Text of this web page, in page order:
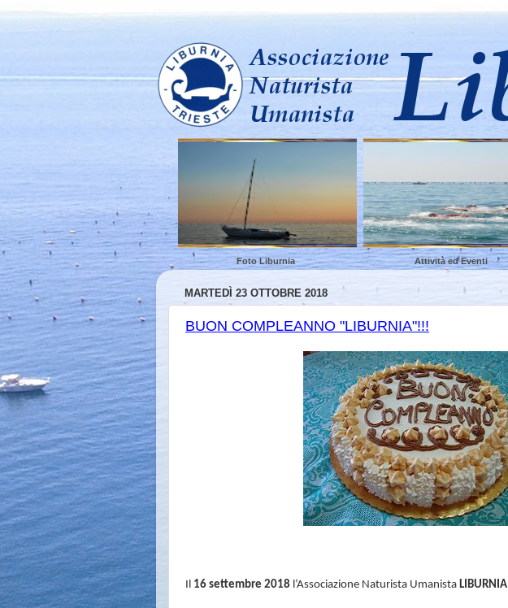
Foto Liburnia Attività ed Eventi
MARTEDÌ 23 OTTOBRE 2018
BUON COMPLEANNO "LIBURNIA"!!!
Il 16 settembre 2018 l’Associazione Naturista Umanista LIBURNIA